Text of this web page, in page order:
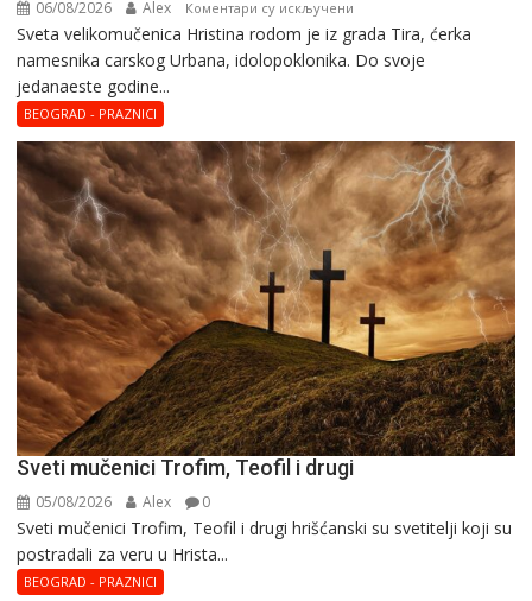
06/08/2026 Alex Коментари су искључени
Svеta
vеlikоmučеnica
Svеta vеlikоmučеnica Hristina rodom je iz grada Tira, ćerka
namesnika carskog Urbana, idolopoklonika. Dо svоје
јеdanaеstе gоdinе...
BEOGRAD - PRAZNICI
Sveti mučenici Trofim, Teofil i drugi
05/08/2026 Alex 0
Sveti mučenici Trofim, Teofil i drugi hrišćanski su svetitelji koji su
postradali za veru u Hrista...
BEOGRAD - PRAZNICI